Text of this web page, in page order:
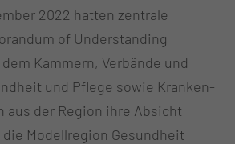
2022 hatten zentrale
of Understanding
Kammern, Verbände und
und Pflege sowie Kranken-
aus der Region ihre Absicht
Modellregion Gesundheit